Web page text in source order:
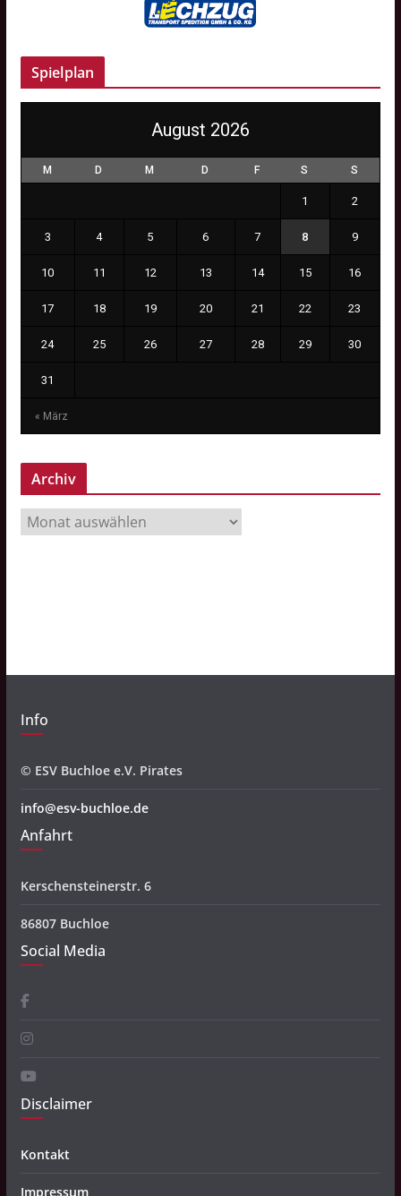
Spielplan
August 2026
M D M D F S S
« März
1 2
3 4 5 6 7 8 9
10 11 12 13 14 15 16
17 18 19 20 21 22 23
24 25 26 27 28 29 30
31
Archiv
r
Info
© ESV Buchloe e.V. Pirates
info@esv-buchloe.de
Anfahrt
Kerschensteinerstr. 6
86807 Buchloe
Social Media
Disclaimer
Kontakt
Impressum